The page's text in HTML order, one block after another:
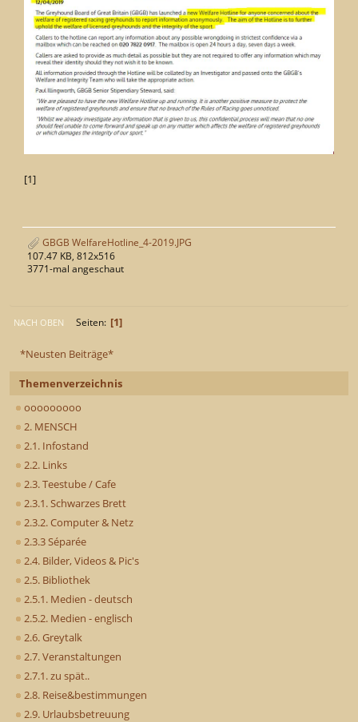
*Neusten Beiträge*
Themenverzeichnis
ooooooooo
2. MENSCH
2.1. Infostand
2.2. Links
2.3. Teestube / Cafe
2.3.1. Schwarzes Brett
2.3.2. Computer & Netz
2.3.3 Séparée
2.4. Bilder, Videos & Pic's
2.5. Bibliothek
2.5.1. Medien - deutsch
2.5.2. Medien - englisch
2.6. Greytalk
2.7. Veranstaltungen
2.7.1. zu spät..
2.8. Reise&bestimmungen
2.9. Urlaubsbetreuung
[1]
GBGB WelfareHotline_4-2019.JPG
107.47 KB, 812x516
3771-mal angeschaut
NACH OBEN Seiten 1